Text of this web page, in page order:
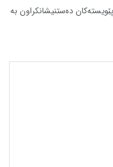
دەستنیشانکراون بە